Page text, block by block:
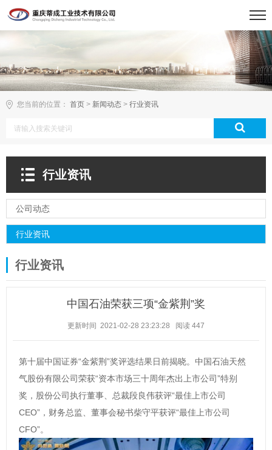
您当前的位置： 首页 > 新闻动态 > 行业资讯
行业资讯
公司动态
行业资讯
行业资讯
中国石油荣获三项“金紫荆”奖
更新时间 2021-02-28 23:23:28 阅读 447
第十届中国证券“金紫荆”奖评选结果日前揭晓。中国石油天然
气股份有限公司荣获“资本市场三十周年杰出上市公司”特别
奖，股份公司执行董事、总裁段良伟获评“最佳上市公司
CEO”，财务总监、董事会秘书柴守平获评“最佳上市公司
CFO”。